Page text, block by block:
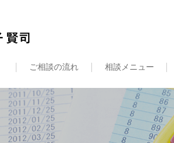
ご相談の流れ 相談メニュー